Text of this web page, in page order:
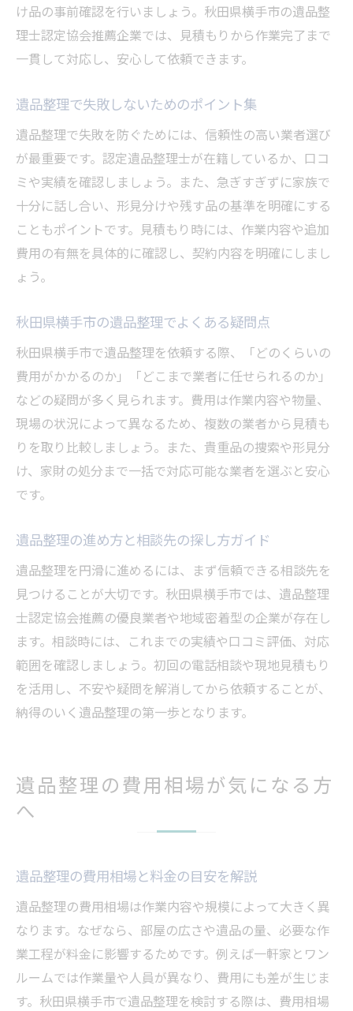
け品の事前確認を行いましょう。秋田県横手市の遺品整
理士認定協会推薦企業では、見積もりから作業完了まで
一貫して対応し、安心して依頼できます。
遺品整理で失敗しないためのポイント集
遺品整理で失敗を防ぐためには、信頼性の高い業者選び
が最重要です。認定遺品整理士が在籍しているか、口コ
ミや実績を確認しましょう。また、急ぎすぎずに家族で
十分に話し合い、形見分けや残す品の基準を明確にする
こともポイントです。見積もり時には、作業内容や追加
費用の有無を具体的に確認し、契約内容を明確にしまし
ょう。
秋田県横手市の遺品整理でよくある疑問点
秋田県横手市で遺品整理を依頼する際、「どのくらいの
費用がかかるのか」「どこまで業者に任せられるのか」
などの疑問が多く見られます。費用は作業内容や物量、
現場の状況によって異なるため、複数の業者から見積も
りを取り比較しましょう。また、貴重品の捜索や形見分
け、家財の処分まで一括で対応可能な業者を選ぶと安心
です。
遺品整理の進め方と相談先の探し方ガイド
遺品整理を円滑に進めるには、まず信頼できる相談先を
見つけることが大切です。秋田県横手市では、遺品整理
士認定協会推薦の優良業者や地域密着型の企業が存在し
ます。相談時には、これまでの実績や口コミ評価、対応
範囲を確認しましょう。初回の電話相談や現地見積もり
を活用し、不安や疑問を解消してから依頼することが、
納得のいく遺品整理の第一歩となります。
遺品整理の費用相場が気になる方
へ
遺品整理の費用相場と料金の目安を解説
遺品整理の費用相場は作業内容や規模によって大きく異
なります。なぜなら、部屋の広さや遺品の量、必要な作
業工程が料金に影響するためです。例えば一軒家とワン
ルームでは作業量や人員が異なり、費用にも差が生じま
す。秋田県横手市で遺品整理を検討する際は、費用相場